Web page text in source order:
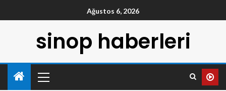
Ağustos 6, 2026
sinop haberleri